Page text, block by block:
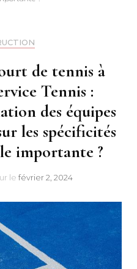
de tennis à
Tennis :
des équipes
les spécificités
importante ?
le février 2, 2024